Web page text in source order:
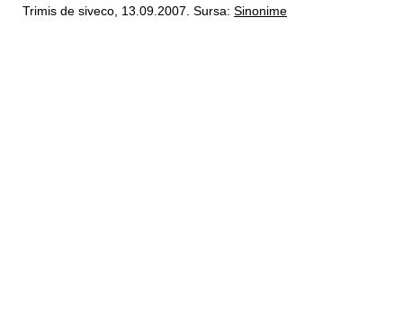
Trimis de siveco, 13.09.2007. Sursa: Sinonime